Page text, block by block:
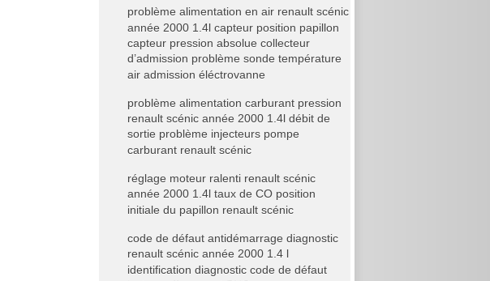
problème alimentation en air renault scénic
année 2000 1.4l capteur position papillon
capteur pression absolue collecteur
d’admission problème sonde température
air admission éléctrovanne
problème alimentation carburant pression
renault scénic année 2000 1.4l débit de
sortie problème injecteurs pompe
carburant renault scénic
réglage moteur ralenti renault scénic
année 2000 1.4l taux de CO position
initiale du papillon renault scénic
code de défaut antidémarrage diagnostic
renault scénic année 2000 1.4 l
identification diagnostic code de défaut